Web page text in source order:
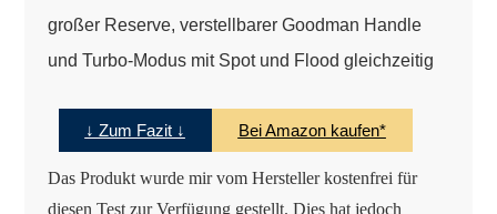
großer Reserve, verstellbarer Goodman Handle
und Turbo-Modus mit Spot und Flood gleichzeitig
↓ Zum Fazit ↓ Bei Amazon kaufen*
Das Produkt wurde mir vom Hersteller kostenfrei für
diesen Test zur Verfügung gestellt. Dies hat jedoch